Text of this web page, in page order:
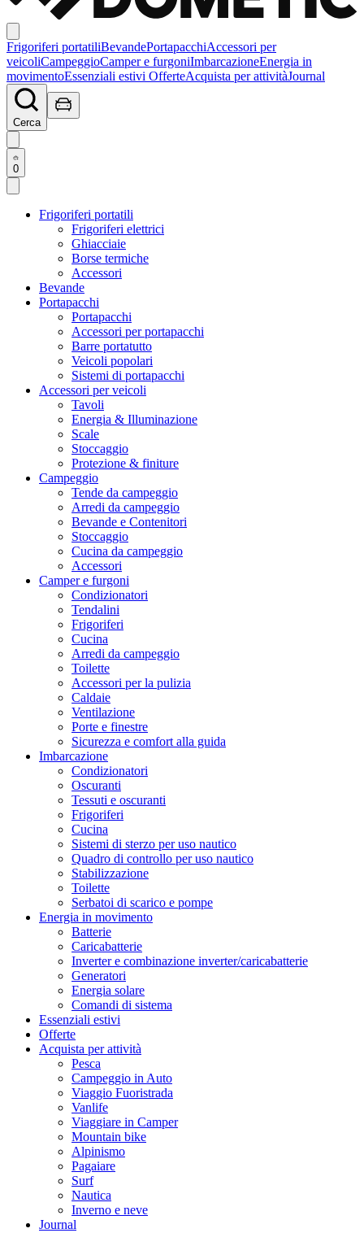
Frigoriferi portatiliBevandePortapacchiAccessori per
veicoliCampeggioCamper e furgoniImbarcazioneEnergia in
movimentoEssenziali estivi OfferteAcquista per attivitàJournal
Cerca
0
Frigoriferi portatili
Frigoriferi elettrici
Ghiacciaie
Borse termiche
Accessori
Bevande
Portapacchi
Portapacchi
Accessori per portapacchi
Barre portatutto
Veicoli popolari
Sistemi di portapacchi
Accessori per veicoli
Tavoli
Energia & Illuminazione
Scale
Stoccaggio
Protezione & finiture
Campeggio
Tende da campeggio
Arredi da campeggio
Bevande e Contenitori
Stoccaggio
Cucina da campeggio
Accessori
Camper e furgoni
Condizionatori
Tendalini
Frigoriferi
Cucina
Arredi da campeggio
Toilette
Accessori per la pulizia
Caldaie
Ventilazione
Porte e finestre
Sicurezza e comfort alla guida
Imbarcazione
Condizionatori
Oscuranti
Tessuti e oscuranti
Frigoriferi
Cucina
Sistemi di sterzo per uso nautico
Quadro di controllo per uso nautico
Stabilizzazione
Toilette
Serbatoi di scarico e pompe
Energia in movimento
Batterie
Caricabatterie
Inverter e combinazione inverter/caricabatterie
Generatori
Energia solare
Comandi di sistema
Essenziali estivi
Offerte
Acquista per attività
Pesca
Campeggio in Auto
Viaggio Fuoristrada
Vanlife
Viaggiare in Camper
Mountain bike
Alpinismo
Pagaiare
Surf
Nautica
Inverno e neve
Journal